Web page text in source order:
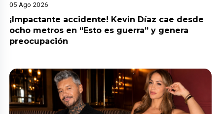
05 Ago 2026
¡Impactante accidente! Kevin Díaz cae desde
ocho metros en “Esto es guerra” y genera
preocupación